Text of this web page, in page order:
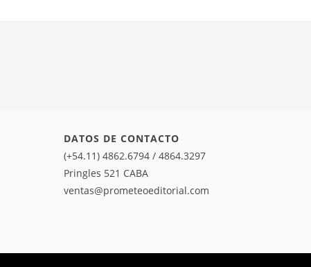
DATOS DE CONTACTO
(+54.11) 4862.6794 / 4864.3297
Pringles 521 CABA
ventas@prometeoeditorial.com